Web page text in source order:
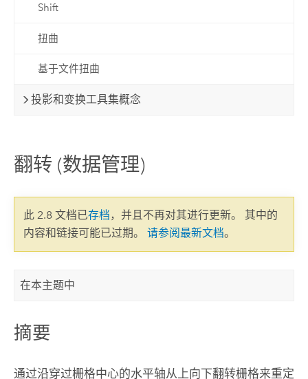
Shift
扭曲
基于文件扭曲
投影和变换工具集概念
翻转 (数据管理)
此 2.8 文档已存档，并且不再对其进行更新。 其中的
内容和链接可能已过期。 请参阅最新文档。
在本主题中
摘要
通过沿穿过栅格中心的水平轴从上向下翻转栅格来重定